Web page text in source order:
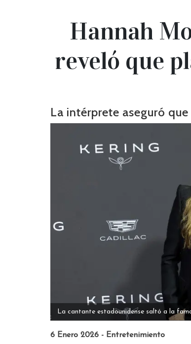
Hannah
reveló que
La intérprete aseguró
La cantante estadounidense saltó a la
6 Enero 2026 - Entretenimiento